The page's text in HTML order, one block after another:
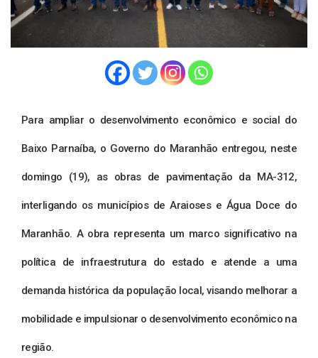
Para ampliar o desenvolvimento econômico e social do
Baixo Parnaíba, o Governo do Maranhão entregou, neste
domingo (19), as obras de pavimentação da MA-312,
interligando os municípios de Araioses e Água Doce do
Maranhão. A obra representa um marco significativo na
política de infraestrutura do estado e atende a uma
demanda histórica da população local, visando melhorar a
mobilidade e impulsionar o desenvolvimento econômico na
região.